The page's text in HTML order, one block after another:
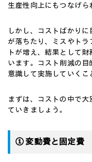
生産性向上にもつなげら
しかし、コストばかり
が落ちたり、ミスやト
トが増え、結果として
います。コスト削減の
意識して実施していくこ
まずは、コストの中で
ていきましょう。
① 変動費と固定費